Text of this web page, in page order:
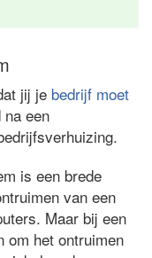
jij je bedrijf moet
een
is een brede
van een
Maar bij een
om het ontruimen